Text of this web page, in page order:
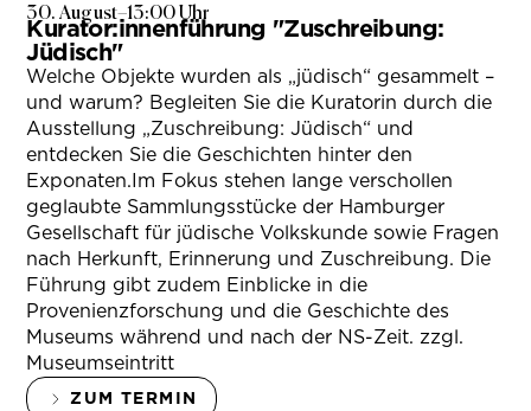
30. August–13:00 Uhr
Kurator:innenführung "Zuschreibung:
Jüdisch"
Welche Objekte wurden als „jüdisch“ gesammelt –
und warum? Begleiten Sie die Kuratorin durch die
Ausstellung „Zuschreibung: Jüdisch“ und
entdecken Sie die Geschichten hinter den
Exponaten.Im Fokus stehen lange verschollen
geglaubte Sammlungsstücke der Hamburger
Gesellschaft für jüdische Volkskunde sowie Fragen
nach Herkunft, Erinnerung und Zuschreibung. Die
Führung gibt zudem Einblicke in die
Provenienzforschung und die Geschichte des
Museums während und nach der NS-Zeit. zzgl.
Museumseintritt
ZUM TERMIN